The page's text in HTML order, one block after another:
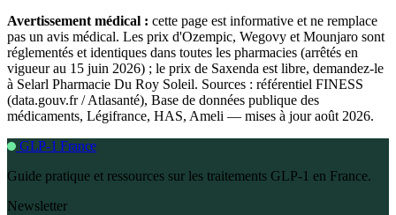
Avertissement médical : cette page est informative et ne remplace
pas un avis médical. Les prix d'Ozempic, Wegovy et Mounjaro sont
réglementés et identiques dans toutes les pharmacies (arrêtés en
vigueur au 15 juin 2026) ; le prix de Saxenda est libre, demandez-le
à Selarl Pharmacie Du Roy Soleil. Sources : référentiel FINESS
(data.gouv.fr / Atlasanté), Base de données publique des
médicaments, Légifrance, HAS, Ameli — mises à jour août 2026.
GLP-1 France
Guide pratique et ressources sur les traitements GLP-1 en France.
Newsletter